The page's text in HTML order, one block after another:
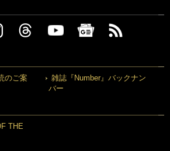
のご案
雑誌『Number』バックナン
バー
THE